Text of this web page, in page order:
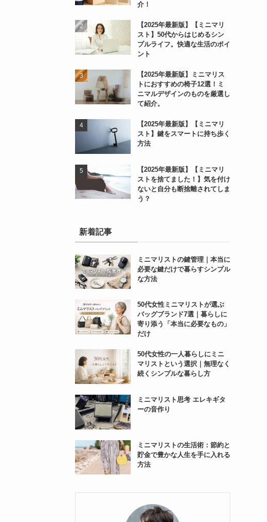
介！
【2025年最新版】【ミニマリ
スト】50代からはじめるシン
プルライフ。快適な生活のポイ
ント
【2025年最新版】ミニマリス
トにおすすめの椅子12選！ミ
ニマルデザインのものを厳選し
て紹介。
【2025年最新版】【ミニマリ
スト】鍵をスマートに持ち歩く
方法
【2025年最新版】【ミニマリ
ストを捨てました！】気を付け
ないと自分も断捨離されてしま
う？
新着記事
ミニマリストの鍵管理｜本当に
必要な鍵だけで暮らすシンプル
な方法
50代女性ミニマリストが選ぶ
バッグブランド7選｜暮らしに
寄り添う「本当に必要なもの」
だけ
50代女性の一人暮らしにミニ
マリストという選択｜無理なく
続くシンプルな暮らし方
ミニマリスト思考 エレキギタ
ーの音作り
ミニマリストの生活術：節約と
貯金で豊かな人生を手に入れる
方法